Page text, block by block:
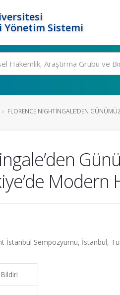
Yönetim Sistemi
FLORENCE NIGHTINGALE’DEN
Modern
İstanbul Sempozyumu, İstanbul,